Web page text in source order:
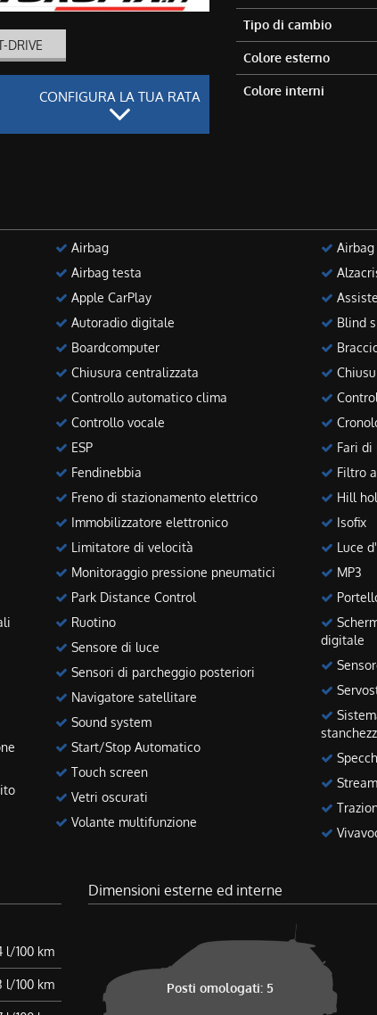
DRIVE
CONFIGURA LA TUA RATA
Tipo di cambio
Colore esterno
Colore interni
Airbag
Airbag testa
Apple CarPlay
Autoradio digitale
Boardcomputer
Chiusura centralizzata
Controllo automatico clima
Controllo vocale
ESP
Fendinebbia
Freno di stazionamento elettrico
Immobilizzatore elettronico
Limitatore di velocità
Monitoraggio pressione pneumatici
Park Distance Control
Ruotino
Sensore di luce
Sensori di parcheggio posteriori
Navigatore satellitare
Sound system
Start/Stop Automatico
Touch screen
Vetri oscurati
Volante multifunzione
Blind
Fari
Filtro
Hill
Isofix
Luce
MP3
digitale
l/100 km
l/100 km
Dimensioni esterne ed interne
Posti omologati: 5